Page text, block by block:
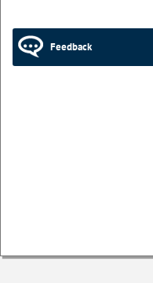
Feedback